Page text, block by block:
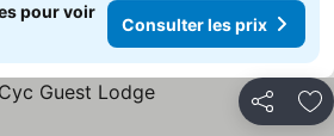
pour voir
Consulter les prix
Partager